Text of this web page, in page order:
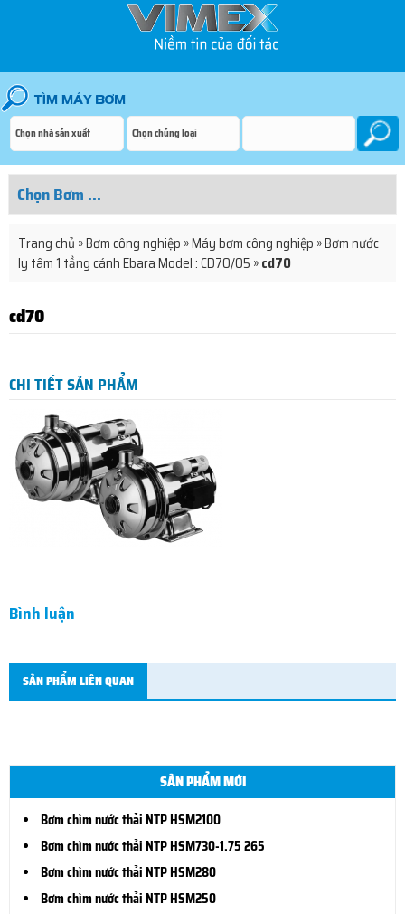
Trang chủ »Bơm công nghiệp »Máy bơm công nghiệp »Bơm nước
ly tâm 1 tầng cánh Ebara Model : CD70/05 »cd70
cd70
CHI TIẾT SẢN PHẨM
Bình luận
SẢN PHẨM LIÊN QUAN
SẢN PHẨM MỚI
Bơm chìm nước thải NTP HSM2100
Bơm chìm nước thải NTP HSM730-1.75 265
Bơm chìm nước thải NTP HSM280
Bơm chìm nước thải NTP HSM250